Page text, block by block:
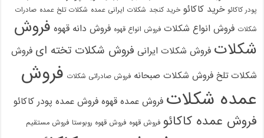
پودر کاکائو خرید کاکائو خرید کنجد شکلات ایرانی عمده شکلات تلخ عمده صادرات
شکلات فروش انواع شکلات فروش انواع قهوه فروش دانه قهوه فروش
شکلات فروش شکلات ایرانی فروش شکلات تخته ای فروش
شکلات تلخ فروش شکلات صبحانه فروش صادراتی شکلات فروش
عمده شکلات فروش عمده قهوه فروش عمده پودر کاکائو
فروش عمده کاکائو فروش قهوه فروش قهوه روبوستا فروش مستقیم